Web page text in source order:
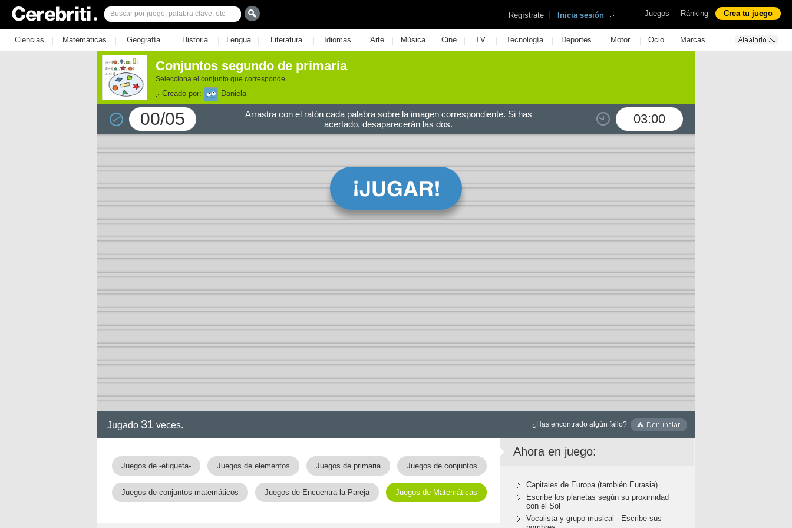
Juegos | Ránking Crea tu juego
Regístrate | Inicia sesión
Ciencias | Matemáticas | Geografía | Historia | Lengua | Literatura | Idiomas | Arte | Música | Cine | TV | Tecnología | Deportes | Motor | Ocio | Marcas
Conjuntos segundo de primaria
Selecciona el conjunto que corresponde
Creado por: Daniela
00/05 03:00
Arrastra con el ratón cada palabra sobre la imagen correspondiente. Si has
acertado, desaparecerán las dos.
Jugado 31 veces. ¿Has encontrado algún fallo?
Juegos de -etiqueta- Juegos de elementos Juegos de primaria Juegos de conjuntos
Juegos de conjuntos matemáticos Juegos de Encuentra la Pareja Juegos de Matemáticas
Ahora en juego:
Capitales de Europa (también Eurasia)
Escribe los planetas según su proximidad
con el Sol
Vocalista y grupo musical - Escribe sus